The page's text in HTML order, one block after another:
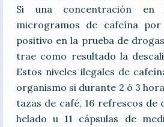
Si una concentración
microgramos de cafeína
positivo en la prueba de
trae como resultado la
Estos niveles ilegales de
organismo si durante 2 ó 3
tazas de café, 16 refrescos de
helado u 11 cápsulas de